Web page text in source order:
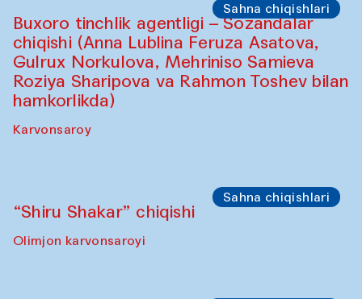
Sahna chiqishlari
Buxoro tinchlik agentligi – Sozandalar
chiqishi (Anna Lublina Feruza Asatova,
Gulrux Norkulova, Mehriniso Samieva
Roziya Sharipova va Rahmon Toshev bilan
hamkorlikda)
Karvonsaroy
Sahna chiqishlari
“Shiru Shakar” chiqishi
Olimjon karvonsaroyi